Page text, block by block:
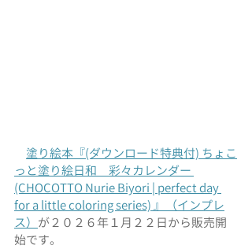
塗り絵本『(ダウンロード特典付) ちょこ
っと塗り絵日和　彩々カレンダー
(CHOCOTTO Nurie Biyori | perfect day
for a little coloring series) 』
（インプレ
ス） が２０２６年１月２２日から販売開
始です。